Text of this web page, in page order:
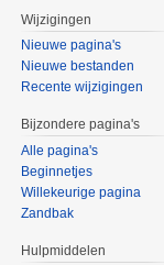
Wijzigingen
Nieuwe pagina's
Nieuwe bestanden
Recente wijzigingen
Bijzondere pagina's
Alle pagina's
Beginnetjes
Willekeurige pagina
Zandbak
Hulpmiddelen